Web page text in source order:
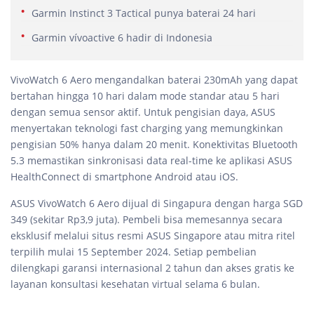
Garmin Instinct 3 Tactical punya baterai 24 hari
Garmin vívoactive 6 hadir di Indonesia
VivoWatch 6 Aero mengandalkan baterai 230mAh yang dapat
bertahan hingga 10 hari dalam mode standar atau 5 hari
dengan semua sensor aktif. Untuk pengisian daya, ASUS
menyertakan teknologi fast charging yang memungkinkan
pengisian 50% hanya dalam 20 menit. Konektivitas Bluetooth
5.3 memastikan sinkronisasi data real-time ke aplikasi ASUS
HealthConnect di smartphone Android atau iOS.
ASUS VivoWatch 6 Aero dijual di Singapura dengan harga SGD
349 (sekitar Rp3,9 juta). Pembeli bisa memesannya secara
eksklusif melalui situs resmi ASUS Singapore atau mitra ritel
terpilih mulai 15 September 2024. Setiap pembelian
dilengkapi garansi internasional 2 tahun dan akses gratis ke
layanan konsultasi kesehatan virtual selama 6 bulan.